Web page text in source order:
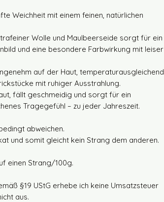
Weichheit mit einem feinen, natürlichen
Wolle und Maulbeerseide sorgt für ein
und eine besondere Farbwirkung mit leiser
auf der Haut, temperaturausgleichend
mit ruhiger Ausstrahlung.
fällt geschmeidig und sorgt für ein
Tragegefühl – zu jeder Jahreszeit.
abweichen.
und somit gleicht kein Strang dem anderen.
einen Strang/100g.
§19 UStG erhebe ich keine Umsatzsteuer
aus.